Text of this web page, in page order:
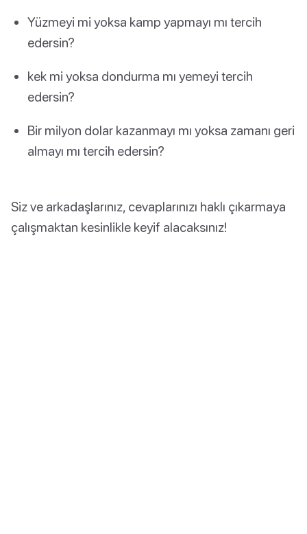
Yüzmeyi mi yoksa kamp yapmayı mı tercih
edersin?
kek mi yoksa dondurma mı yemeyi tercih
edersin?
Bir milyon dolar kazanmayı mı yoksa zamanı geri
almayı mı tercih edersin?
Siz ve arkadaşlarınız, cevaplarınızı haklı çıkarmaya
çalışmaktan kesinlikle keyif alacaksınız!